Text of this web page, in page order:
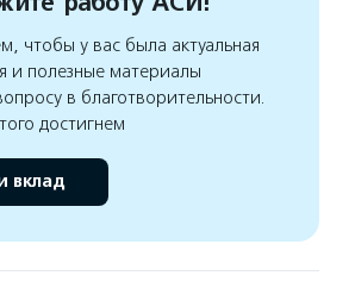
чтобы у вас была актуальная
и полезные материалы
в благотворительности.
достигнем
вклад